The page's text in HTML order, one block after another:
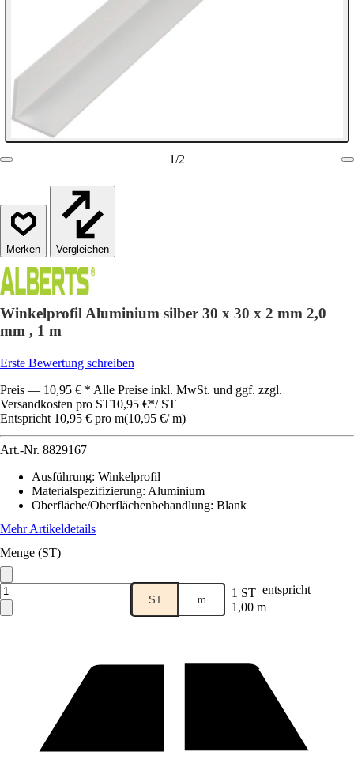
1/2
Vergleichen
Winkelprofil Aluminium silber 30 x 30 x 2 mm 2,0
mm , 1 m
Erste Bewertung schreiben
Preis — 10,95 € * Alle Preise inkl. MwSt. und ggf. zzgl.
Versandkosten pro ST10,95 €*/ ST
Entspricht 10,95 € pro m(10,95 €/ m)
Art.-Nr. 8829167
Ausführung: Winkelprofil
Materialspezifizierung: Aluminium
Oberfläche/Oberflächenbehandlung: Blank
Mehr Artikeldetails
Menge (ST)
ST m 1 ST entspricht
1,00 m